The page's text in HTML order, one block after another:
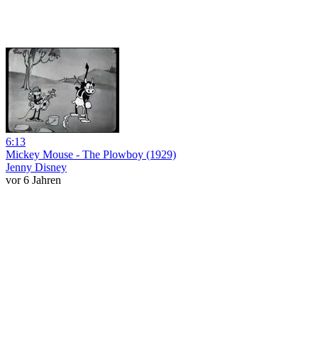
6:13
Mickey Mouse - The Plowboy (1929)
Jenny Disney
vor 6 Jahren